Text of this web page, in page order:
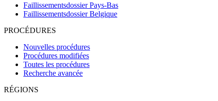
Faillissementsdossier Pays-Bas
Faillissementsdossier Belgique
PROCÉDURES
Nouvelles procédures
Procédures modifiées
Toutes les procédures
Recherche avancée
RÉGIONS